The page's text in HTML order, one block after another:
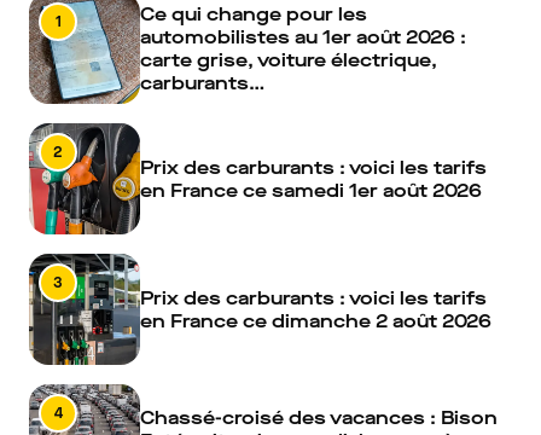
1
Ce qui change pour les
automobilistes au 1er août 2026 :
carte grise, voiture électrique,
carburants…
2
Prix des carburants : voici les tarifs
en France ce samedi 1er août 2026
3
Prix des carburants : voici les tarifs
en France ce dimanche 2 août 2026
4
Chassé-croisé des vacances : Bison